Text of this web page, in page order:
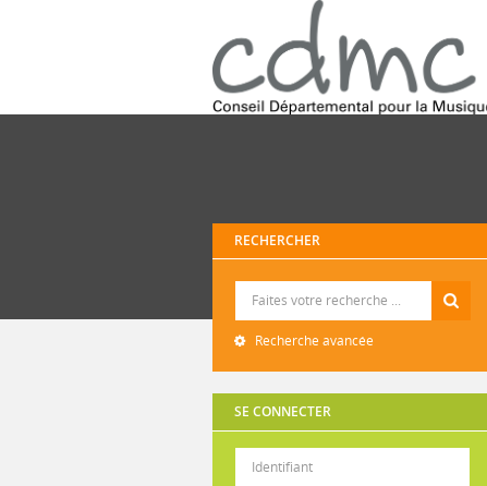
RECHERCHER
Recherche avancée
SE CONNECTER